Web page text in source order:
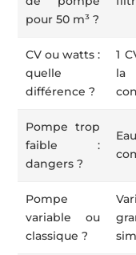
pour 50 m³ ?
CV ou watts :
quelle
différence ?
1
la
Pompe trop
faible :
dangers ?
Pompe
variable ou
classique ?